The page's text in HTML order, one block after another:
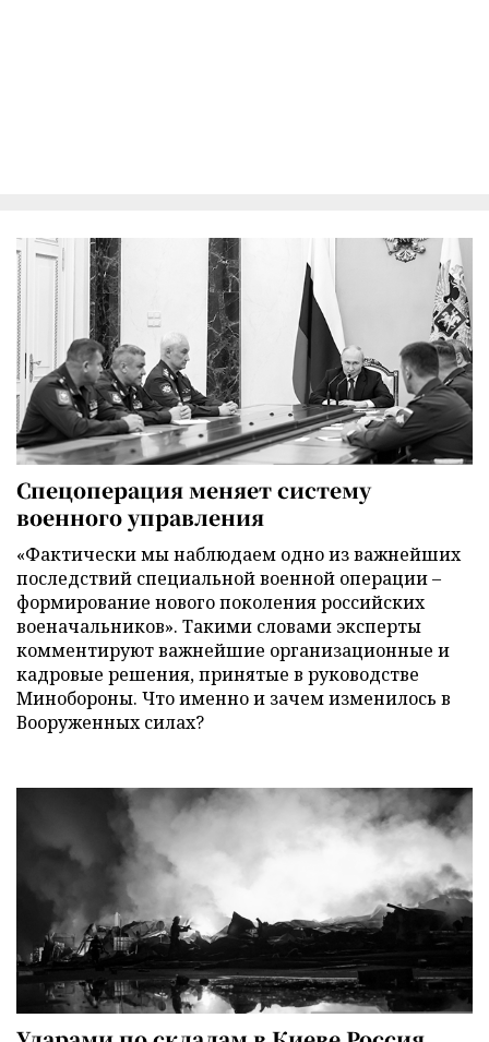
Спецоперация меняет систему
военного управления
«Фактически мы наблюдаем одно из важнейших
последствий специальной военной операции –
формирование нового поколения российских
военачальников». Такими словами эксперты
комментируют важнейшие организационные и
кадровые решения, принятые в руководстве
Минобороны. Что именно и зачем изменилось в
Вооруженных силах?